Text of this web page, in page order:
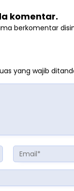
komentar.
berkomentar
yang wajib